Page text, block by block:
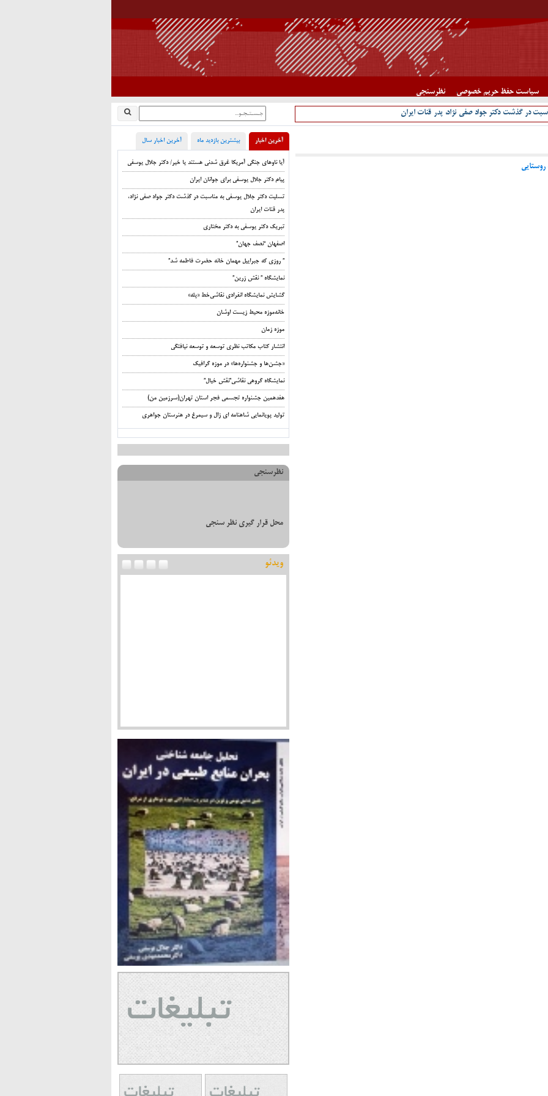
سیاست حفظ حریم خصوصی نظرسنجی
در گذشت دکتر جواد صفی نژاد، پدر قنات ایران
آخرین اخبار بیشترین بازدید ماه آخرین اخبار سال
آیا ناوهای جنگی آمریکا غرق شدنی هستند یا خیر/ دکتر جلال یوسفی
پیام دکتر جلال یوسفی برای جوانان ایران
تسلیت دکتر جلال یوسفی به مناسبت در گذشت دکتر جواد صفی نژاد،
پدر قنات ایران
تبریک دکتر یوسفی به دکتر مختاری
اصفهان “نصف جهان”
” روزی که جبراییل مهمان خانه حضرت فاطمه شد”
نمایشگاه ” نقش زرین”
گشایش نمایشگاه انفرادی نقاشی‌خط «پله»
خانه‌موزه محیط‌ زیست اوشان
موزه زمان
انتشار کتاب مکاتب نظری توسعه و توسعه نیافتگی
«جشن‌ها و جشنواره‌ها» در موزه گرافیک
نمایشگاه گروهی نقاشی”نقش خیال”
هفدهمین جشنواره تجسمی فجر استان تهران(سرزمین من)
تولید پویانمایی شاهنامه ای زال و سیمرغ در هنرستان جواهری
نظرسنجی
محل قرار گیری نظر سنجی
ویدئو